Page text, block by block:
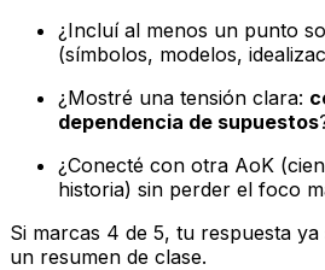
¿Incluí al menos un punto
(símbolos, modelos,
¿Mostré una tensión clara:
dependencia de supuestos
¿Conecté con otra AoK
historia) sin perder el foco
Si marcas 4 de 5, tu respuesta ya
un resumen de clase.